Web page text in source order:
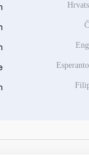
Esperanto